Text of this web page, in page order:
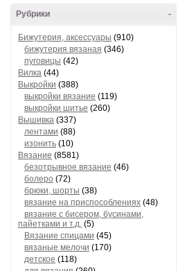
-
Рубрики
Бижутерия, аксессуары (910)
бижутерия вязаная (346)
пуговицы (42)
Вилка (44)
Выкройки (388)
выкройки вязание (119)
выкройки шитье (260)
Вышивка (337)
лентами (88)
изонить (10)
Вязание (8581)
безотрывное вязание (46)
болеро (72)
брюки, шорты (38)
вязание на приспособлениях (48)
вязание с бисером, бусинами,
пайетками и т.д. (5)
Вязание спицами (45)
вязаные мелочи (170)
детское (118)